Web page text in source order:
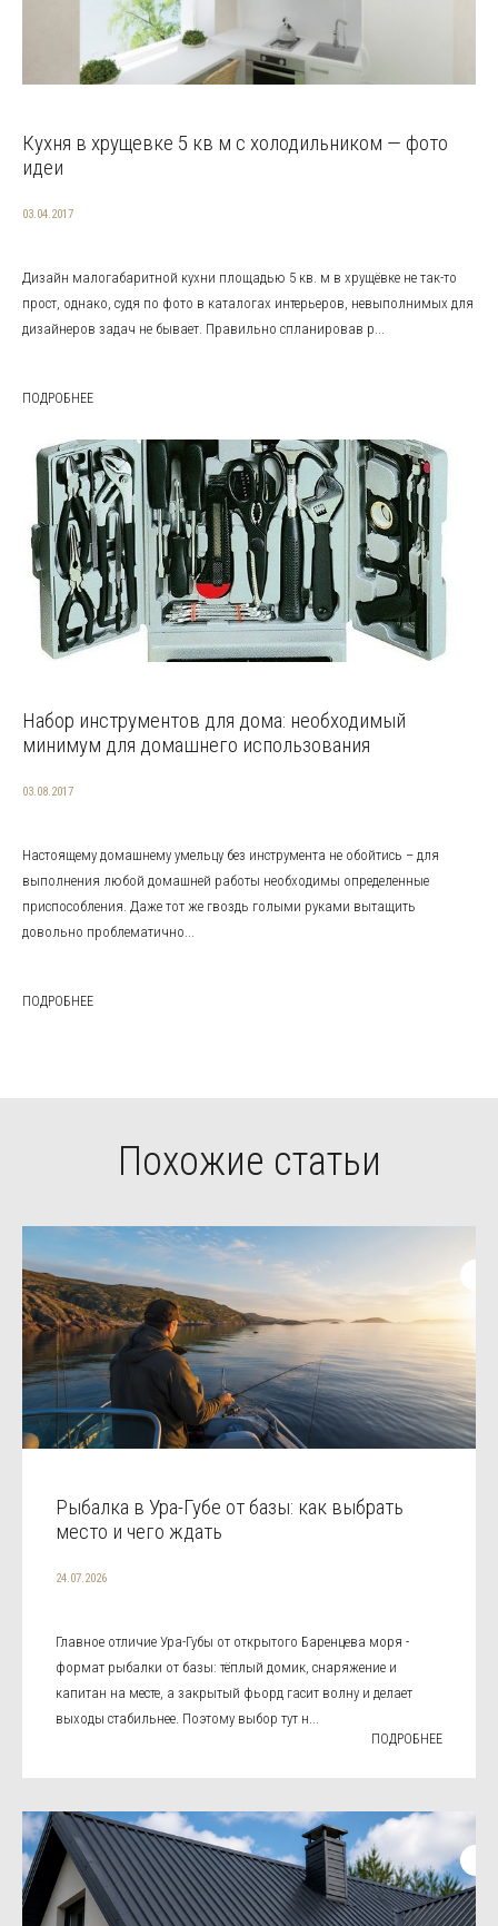
Кухня в хрущевке 5 кв м с холодильником — фото
идеи
03.04.2017
Дизайн малогабаритной кухни площадью 5 кв. м в хрущёвке не так-то
прост, однако, судя по фото в каталогах интерьеров, невыполнимых для
дизайнеров задач не бывает. Правильно спланировав р...
ПОДРОБНЕЕ
Набор инструментов для дома: необходимый
минимум для домашнего использования
03.08.2017
Настоящему домашнему умельцу без инструмента не обойтись – для
выполнения любой домашней работы необходимы определенные
приспособления. Даже тот же гвоздь голыми руками вытащить
довольно проблематично...
ПОДРОБНЕЕ
Похожие статьи
Рыбалка в Ура-Губе от базы: как выбрать
место и чего ждать
24.07.2026
Главное отличие Ура-Губы от открытого Баренцева моря -
формат рыбалки от базы: тёплый домик, снаряжение и
капитан на месте, а закрытый фьорд гасит волну и делает
выходы стабильнее. Поэтому выбор тут н...
ПОДРОБНЕЕ